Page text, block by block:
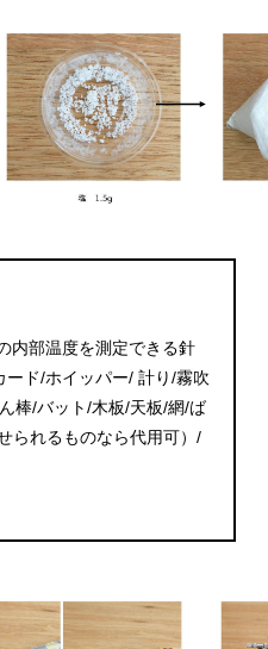
内部温度を測定できる針
ド/ホイッパー/ 計り/霧吹
棒/バット/木板/天板/網/ば
られるものなら代用可）/